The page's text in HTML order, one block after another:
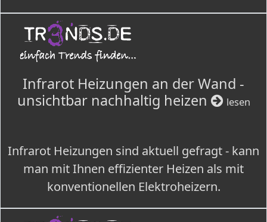
Infrarot Heizungen an der Wand -
unsichtbar nachhaltig heizen
lesen
Infrarot Heizungen sind aktuell gefragt - kann
man mit Ihnen effizienter Heizen als mit
konventionellen Elektroheizern.